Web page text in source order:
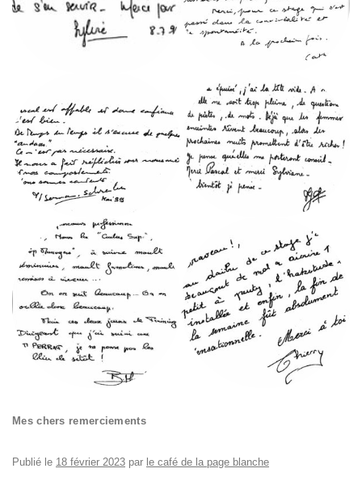
Mes chers remerciements
Publié le 18 février 2023 par le café de la page blanche